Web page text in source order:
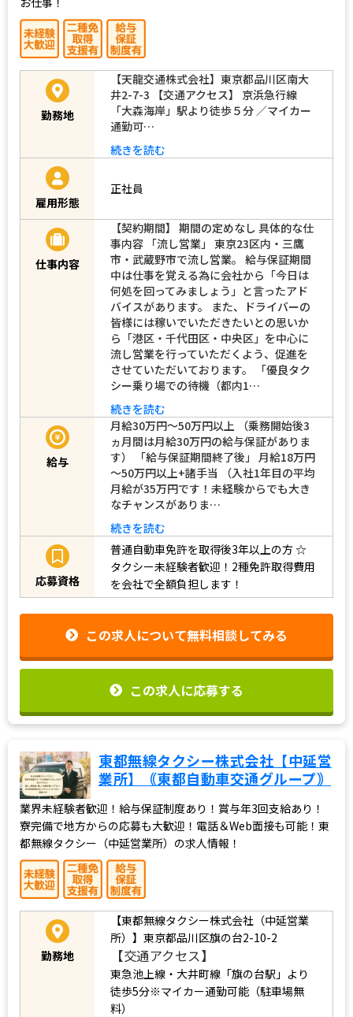
勤務地
【天龍交通株式会社】東京都品川区南大
井2-7-3 【交通アクセス】 京浜急行線
「大森海岸」駅より徒歩５分 ／マイカー
通勤可…
続きを読む
雇用形態
正社員
仕事内容
【契約期間】 期間の定めなし 具体的な仕
事内容 「流し営業」 東京23区内・三鷹
市・武蔵野市で流し営業。 給与保証期間
中は仕事を覚える為に会社から「今日は
何処を回ってみましょう」と言ったアド
バイスがあります。 また、ドライバーの
皆様には稼いでいただきたいとの思いか
ら「港区・千代田区・中央区」を中心に
流し営業を行っていただくよう、促進を
させていただいております。 「優良タク
シー乗り場での待機（都内1…
続きを読む
給与
月給30万円～50万円以上 （乗務開始後3
ヵ月間は月給30万円の給与保証がありま
す） 「給与保証期間終了後」 月給18万円
～50万円以上+諸手当 （入社1年目の平均
月給が35万円です！未経験からでも大き
なチャンスがありま…
続きを読む
応募資格
普通自動車免許を取得後3年以上の方☆
タクシー未経験者歓迎！2種免許取得費用
を会社で全額負担します！
この求人について無料相談してみる
この求人に応募する
東都無線タクシー株式会社【中延営
業所】｟東都自動車交通グループ｠
業界未経験者歓迎！給与保証制度あり！賞与年3回支給あり！
寮完備で地方からの応募も大歓迎！電話＆Web面接も可能！東
都無線タクシー（中延営業所）の求人情報！
勤務地
【東都無線タクシー株式会社（中延営業
所）】東京都品川区旗の台2-10-2
【交通アクセス】
東急池上線・大井町線「旗の台駅」より
徒歩5分※マイカー通勤可能（駐車場無
料）